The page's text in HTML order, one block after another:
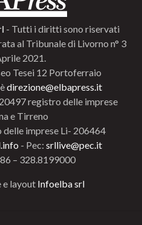
- Tutti i diritti sono riservati
al Tribunale di Livorno n° 3
2021.
Tesei 12 Portoferraio
direzione@elbapress.it
registro delle imprese
e Tirreno
delle imprese Li- 206464
- Pec: srllive@pec.it
– 328.8199000
e layout Infoelba srl